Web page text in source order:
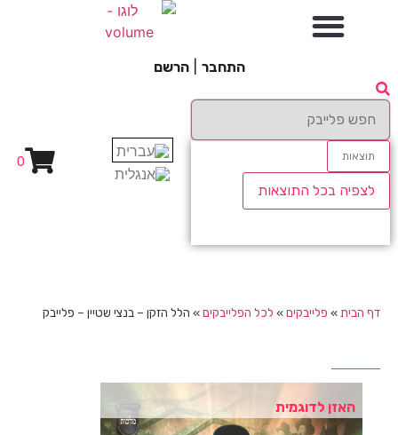
התחבר הרשם
תוצאות
לצפיה בכל התוצאות
0
דף הבית » פלייבקים» לכל הפלייבקים» הלל הזקן – בנצי שטיין – פלייבק
האזן לדוגמית